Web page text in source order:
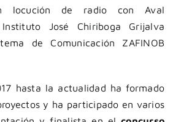
locución de radio con Aval
José Chiriboga Grijalva
de Comunicación ZAFINOB
hasta la actualidad ha formado
y ha participado en varios